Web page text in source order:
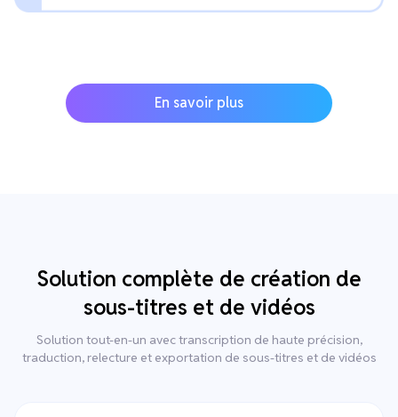
En savoir plus
Solution complète de création de
sous-titres et de vidéos
Solution tout-en-un avec transcription de haute précision,
traduction, relecture et exportation de sous-titres et de vidéos